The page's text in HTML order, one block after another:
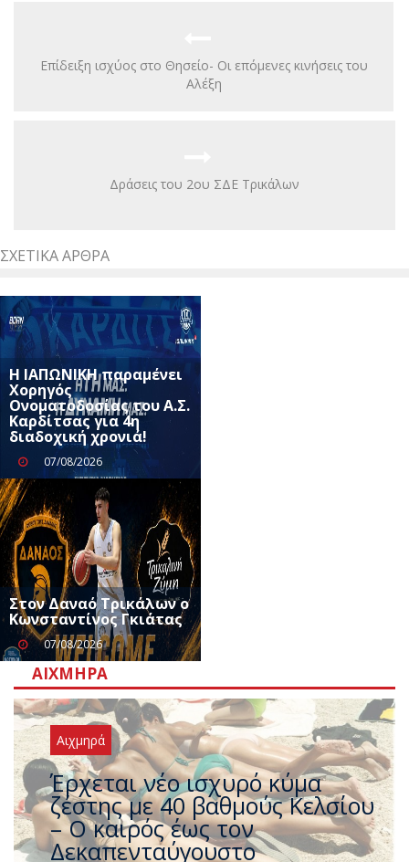
Επίδειξη ισχύος στο Θησείο- Οι επόμενες κινήσεις του
Αλέξη
Δράσεις του 2ου ΣΔΕ Τρικάλων
ΣΧΕΤΙΚΆ ΆΡΘΡΑ
Η ΙΑΠΩΝΙΚΗ παραμένει
Χορηγός
Ονοματοδοσίας του Α.Σ.
Καρδίτσας για 4η
διαδοχική χρονιά!
07/08/2026
Στον Δαναό Τρικάλων ο
Κωνσταντίνος Γκιάτας
07/08/2026
ΑΙΧΜΗΡΆ
Αιχμηρά
Άφαντος ο Τσίπρας… την ώρα
που η χώρα καίγεται